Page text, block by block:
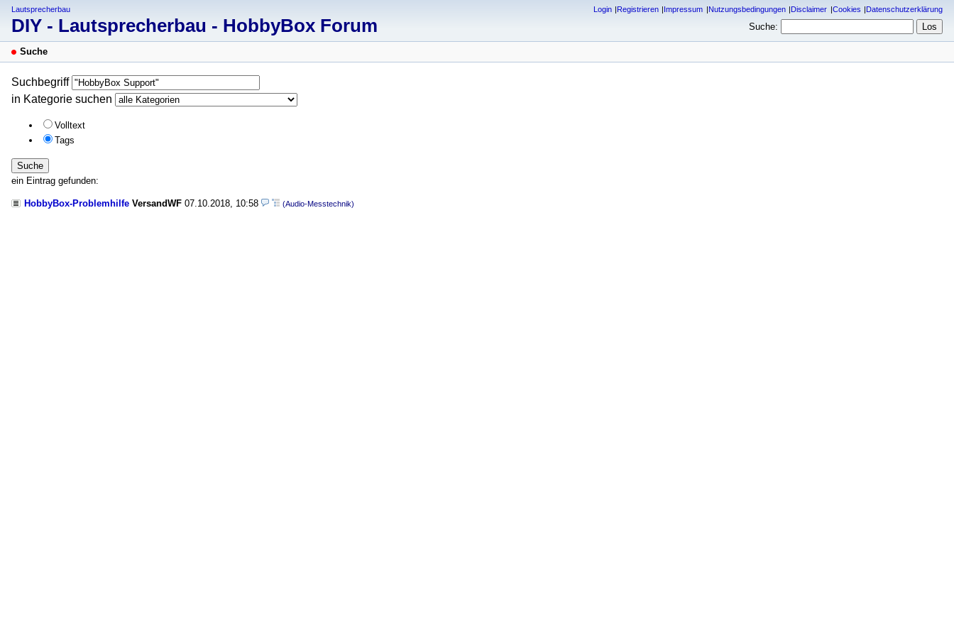
Lautsprecherbau
DIY - Lautsprecherbau - HobbyBox Forum
Login Registrieren Impressum Nutzungsbedingungen Disclaimer Cookies Datenschutzerklärung
Suche:
Suche
Suchbegriff
in Kategorie suchen
Volltext
Tags
Suche
ein Eintrag gefunden:
HobbyBox-Problemhilfe VersandWF 07.10.2018, 10:58 (Audio-Messtechnik)